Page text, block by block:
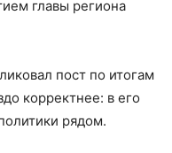
главы региона
пост по итогам
корректнее: в его
рядом.